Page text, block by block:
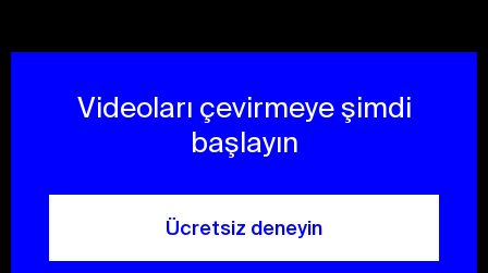
Videoları çevirmeye şimdi
başlayın
Ücretsiz deneyin